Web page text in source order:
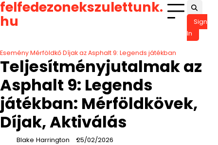
Skip
to
content
felfedezonekszulettunk.
hu
Sign
In
Esemény Mérföldkő Díjak az Asphalt 9: Legends játékban
Teljesítményjutalmak az
Asphalt 9: Legends
játékban: Mérföldkövek,
Díjak, Aktiválás
Blake Harrington 25/02/2026